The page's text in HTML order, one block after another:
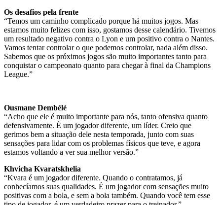
Os desafios pela frente
“Temos um caminho complicado porque há muitos jogos. Mas
estamos muito felizes com isso, gostamos desse calendário. Tivemos
um resultado negativo contra o Lyon e um positivo contra o Nantes.
Vamos tentar controlar o que podemos controlar, nada além disso.
Sabemos que os próximos jogos são muito importantes tanto para
conquistar o campeonato quanto para chegar à final da Champions
League.”
Ousmane Dembélé
“Acho que ele é muito importante para nós, tanto ofensiva quanto
defensivamente. É um jogador diferente, um líder. Creio que
gerimos bem a situação dele nesta temporada, junto com suas
sensações para lidar com os problemas físicos que teve, e agora
estamos voltando a ver sua melhor versão.”
Khvicha Kvaratskhelia
“Kvara é um jogador diferente. Quando o contratamos, já
conhecíamos suas qualidades. É um jogador com sensações muito
positivas com a bola, e sem a bola também. Quando você tem esse